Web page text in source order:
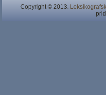
Copyright © 2013.